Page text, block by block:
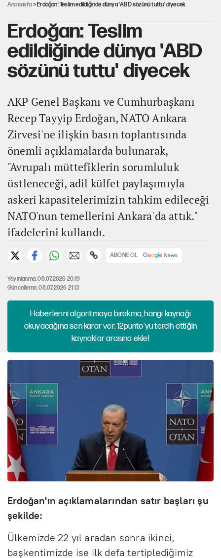
Anasayfa > Erdoğan: Teslim edildiğinde dünya 'ABD sözünü tuttu' diyecek
Erdoğan: Teslim
edildiğinde dünya 'ABD
sözünü tuttu' diyecek
AKP Genel Başkanı ve Cumhurbaşkanı
Recep Tayyip Erdoğan, NATO Ankara
Zirvesi'ne ilişkin basın toplantısında
önemli açıklamalarda bulunarak,
"Avrupalı müttefiklerin sorumluluk
üstleneceği, adil külfet paylaşımıyla
askeri kapasitelerimizin tahkim edileceği
NATO'nun temellerini Ankara'da attık."
ifadelerini kullandı.
ABONE OL
Yayınlanma: 08.07.2026 20:19
Güncelleme: 08.07.2026 21:13
Haberlerini algoritmaya bırakma, hangi kaynağı
okuyacağına sen karar ver. 12punto'yu tercih ettiğin
kaynaklar arasına ekle!
Erdoğan'ın açıklamalarından satır başları şu
şekilde:
Ülkemizde 22 yıl aradan sonra ikinci,
başkentimizde ise ilk defa tertiplediğimiz